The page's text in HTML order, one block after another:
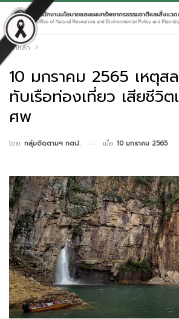
หน้าหลัก
10 มกราคม 2565 เหตุส
ทับเรือท่องเที่ยว เสียชีวิ
ศพ
โดย กลุ่มติดตามฯ กตป. เมื่อ 10 มกราคม 2565